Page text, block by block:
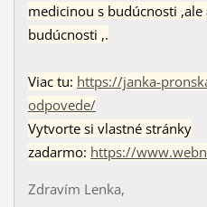
medicinou s budúcnosti
budúcnosti ,.
Viac tu: https://janka-
odpovede/
Vytvorte si vlastné stránky
zadarmo: https://
Zdravím Lenka,